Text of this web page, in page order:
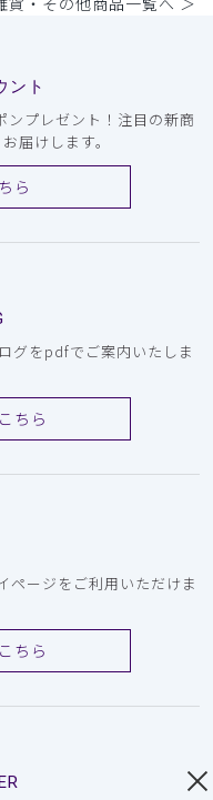
ント
プレゼント！注目の新商
届けします。
ら
グをpdfでご案内いたしま
ちら
ページをご利用いただけま
ちら